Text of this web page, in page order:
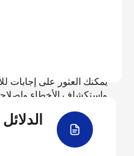
يمكنك العثور على إجابات
واستكشاف الأخطاء
عرض الأسئلة